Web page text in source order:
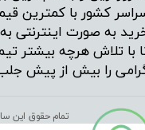
کشور با کمترین
به صورت اینترنتی
با تلاش هرچه بیشتر
را بیش از پیش
تمام حقوق این